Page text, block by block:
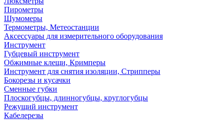
Пирометры
Шумомеры
Термометры, Метеостанции
Аксессуары для измерительного оборудования
Инструмент
Губцевый инструмент
Обжимные клещи, Кримперы
Инструмент для снятия изоляции, Стрипперы
Бокорезы и кусачки
Сменные губки
Плоскогубцы, длинногубцы, круглогубцы
Режущий инструмент
Кабелерезы